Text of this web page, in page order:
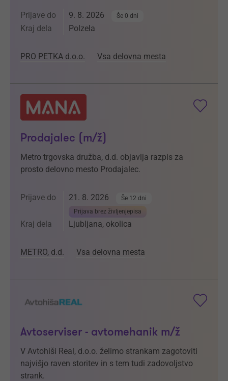
Prijave do 9. 8. 2026 Še 0 dni
Kraj dela Polzela
PRO PETKA d.o.o. Vsa delovna mesta
Prodajalec (m/ž)
Metro trgovska družba, d.d. objavlja razpis za
prosto delovno mesto Prodajalec.
Prijave do 21. 8. 2026
Še 12 dni
Prijava brez življenjepisa
Kraj dela Ljubljana, okolica
METRO, d.d. Vsa delovna mesta
Avtoserviser - avtomehanik m/ž
V Avtohiši Real, d.o.o. želimo strankam zagotoviti
najvišjo raven storitev in s tem tudi zadovoljstvo
strank.